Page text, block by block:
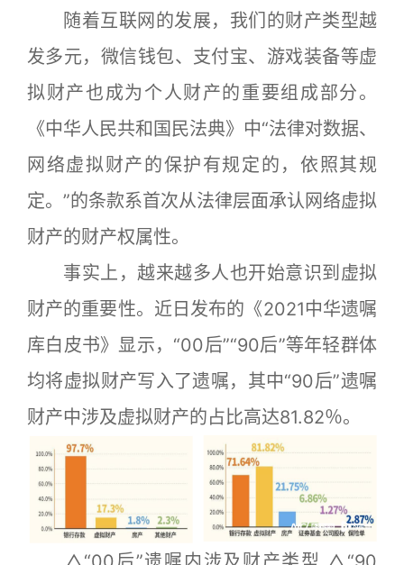
随着互联网的发展，我们的财产类型越
发多元，微信钱包、支付宝、游戏装备等虚
拟财产也成为个人财产的重要组成部分。
《中华人民共和国民法典》中“法律对数据、
网络虚拟财产的保护有规定的，依照其规
定。”的条款系首次从法律层面承认网络虚拟
财产的财产权属性。
事实上，越来越多人也开始意识到虚拟
财产的重要性。近日发布的《2021中华遗嘱
库白皮书》显示，“00后”“90后”等年轻群体
均将虚拟财产写入了遗嘱，其中“90后”遗嘱
财产中涉及虚拟财产的占比高达81.82％。